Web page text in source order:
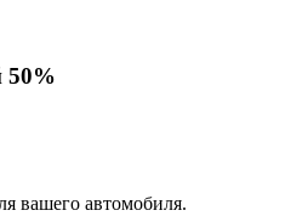
50%
вашего автомобиля.